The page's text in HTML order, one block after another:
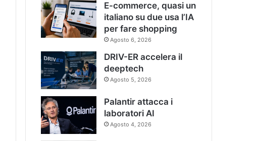
E-commerce, quasi un
italiano su due usa l’IA
per fare shopping
Agosto 6, 2026
DRIV-ER accelera il
deeptech
Agosto 5, 2026
Palantir attacca i
laboratori AI
Agosto 4, 2026